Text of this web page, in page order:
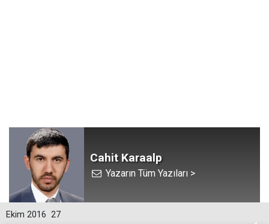
Cahit Karaalp
Yazarın Tüm Yazıları >
27
Ekim 2016